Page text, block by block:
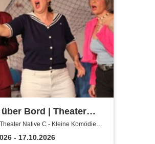
über Bord | Theater
C - Kleine Komödie
- Innenhof
Native C - Kleine Komödie
Innenhof- 17.10.2026